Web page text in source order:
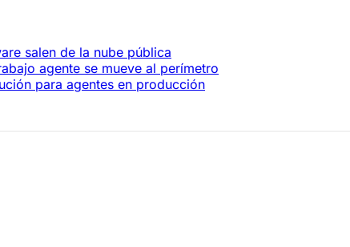
salen de la nube pública
agente se mueve al perímetro
para agentes en producción